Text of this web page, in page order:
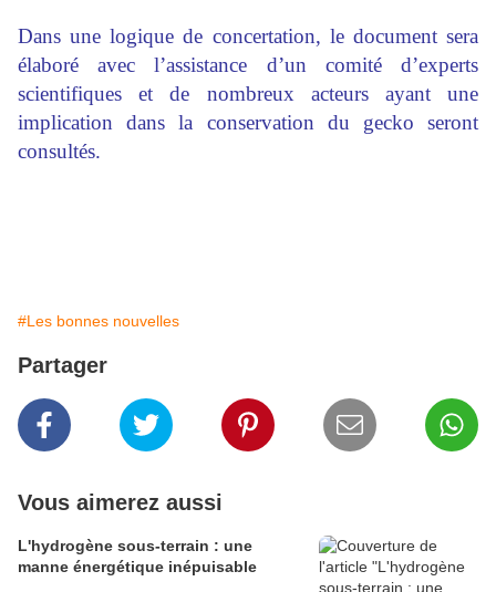
Dans une logique de concertation, le document sera
élaboré avec l’assistance d’un comité d’experts
scientifiques et de nombreux acteurs ayant une
implication dans la conservation du gecko seront
consultés.
#Les bonnes nouvelles
Partager
Vous aimerez aussi
L'hydrogène sous-terrain : une
manne énergétique inépuisable